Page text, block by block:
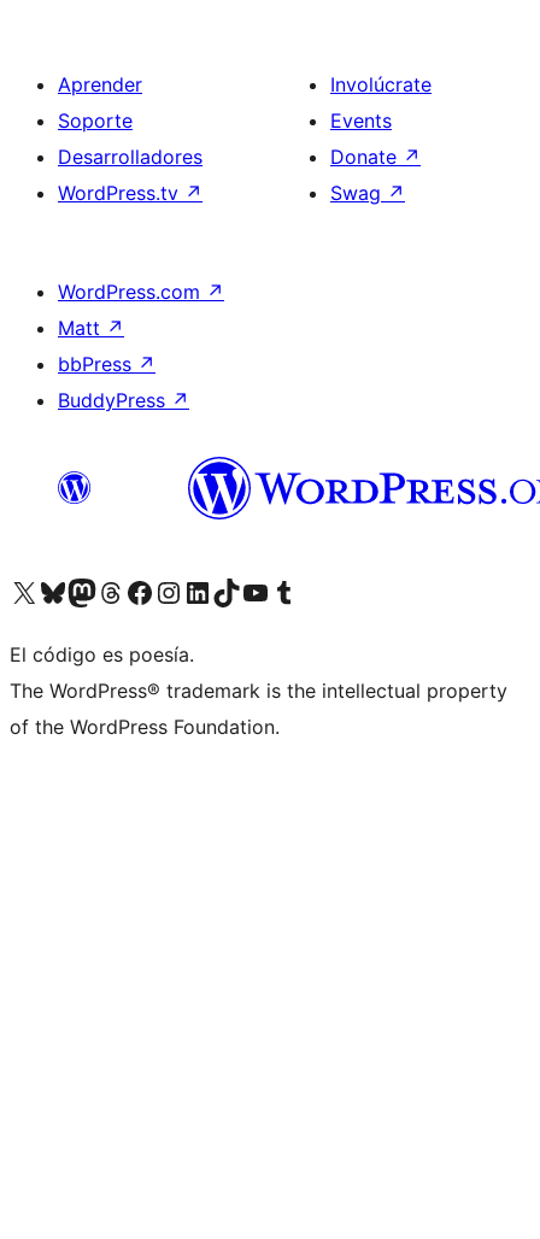
Aprender
Soporte
Desarrolladores
WordPress.tv ↗
Involúcrate
Events
Donate ↗
Swag ↗
WordPress.com ↗
Matt ↗
bbPress ↗
BuddyPress ↗
Visit our X (formerly Twitter) account
Visit our Bluesky account
Visit our Mastodon account
Visit our Threads account
Visita nuestra página de Facebook
Visita nuestra cuenta de Instagram
Visita nuestra cuenta de LinkedIn
Visit our TikTok account
Visita nuestro canal de YouTube
Visit our Tumblr account
El código es poesía.
The WordPress® trademark is the intellectual property
of the WordPress Foundation.